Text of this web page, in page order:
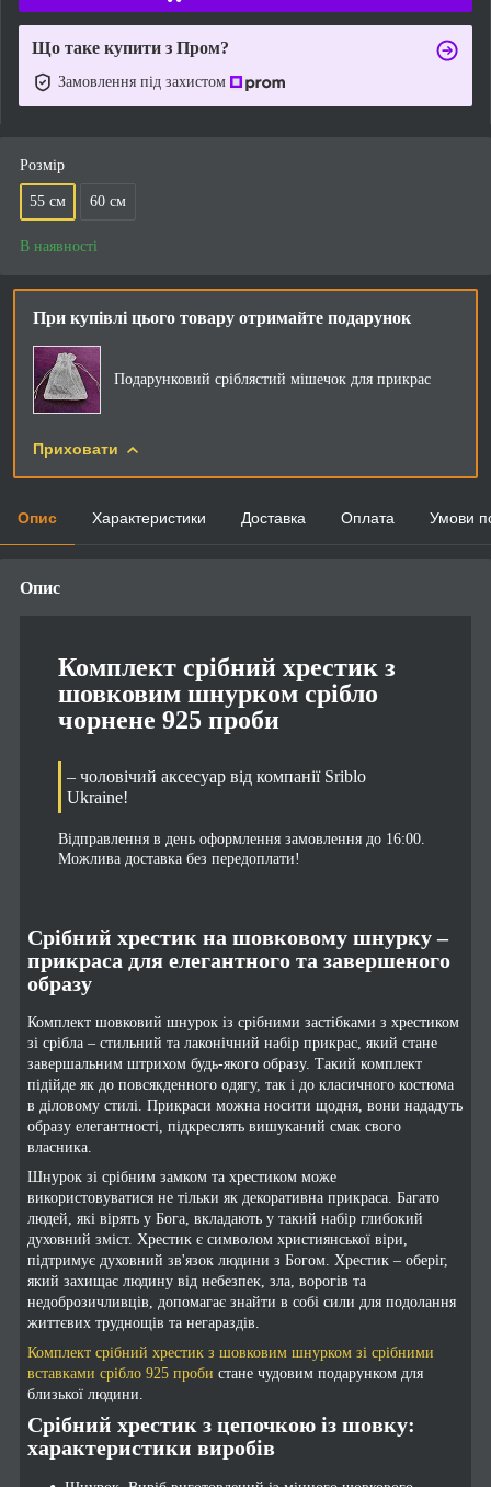
Що таке купити з Пром?
Замовлення під захистом
Розмір
55 см 60 см
В наявності
При купівлі цього товару отримайте подарунок
Подарунковий сріблястий мішечок для прикрас
Приховати
Опис Характеристики Доставка Оплата Умови
Опис
Комплект срібний хрестик з
шовковим шнурком срібло
чорнене 925 проби
– чоловічий аксесуар від компанії Sriblo
Ukraine!
Відправлення в день оформлення замовлення до 16:00.
Можлива доставка без передоплати!
Срібний хрестик на шовковому шнурку –
прикраса для елегантного та завершеного
образу
Комплект шовковий шнурок із срібними застібками з хрестиком
зі срібла – стильний та лаконічний набір прикрас, який стане
завершальним штрихом будь-якого образу. Такий комплект
підійде як до повсякденного одягу, так і до класичного костюма
в діловому стилі. Прикраси можна носити щодня, вони нададуть
образу елегантності, підкреслять вишуканий смак свого
власника.
Шнурок зі срібним замком та хрестиком може
використовуватися не тільки як декоративна прикраса. Багато
людей, які вірять у Бога, вкладають у такий набір глибокий
духовний зміст. Хрестик є символом християнської віри,
підтримує духовний зв'язок людини з Богом. Хрестик – оберіг,
який захищає людину від небезпек, зла, ворогів та
недоброзичливців, допомагає знайти в собі сили для подолання
життєвих труднощів та негараздів.
Комплект срібний хрестик з шовковим шнурком зі срібними
вставками срібло 925 проби стане чудовим подарунком для
близької людини.
Срібний хрестик з цепочкою із шовку:
характеристики виробів